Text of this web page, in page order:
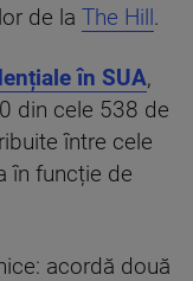
de la The Hill .
în SUA,
din cele 538 de
între cele
în funcție de
acordă două